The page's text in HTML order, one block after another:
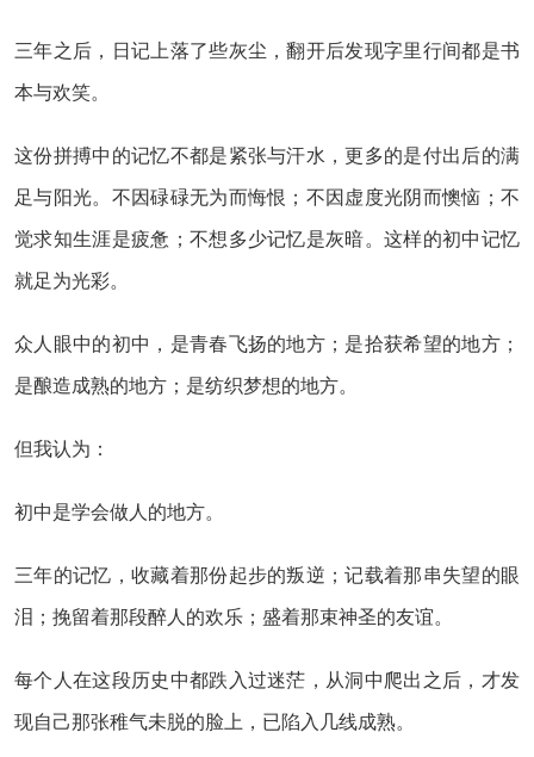
三年之后，日记上落了些灰尘，翻开后发现字里行间都是书
本与欢笑。
这份拼搏中的记忆不都是紧张与汗水，更多的是付出后的满
足与阳光。不因碌碌无为而悔恨；不因虚度光阴而懊恼；不
觉求知生涯是疲惫；不想多少记忆是灰暗。这样的初中记忆
就足为光彩。
众人眼中的初中，是青春飞扬的地方；是拾获希望的地方；
是酿造成熟的地方；是纺织梦想的地方。
但我认为：
初中是学会做人的地方。
三年的记忆，收藏着那份起步的叛逆；记载着那串失望的眼
泪；挽留着那段醉人的欢乐；盛着那束神圣的友谊。
每个人在这段历史中都跌入过迷茫，从洞中爬出之后，才发
现自己那张稚气未脱的脸上，已陷入几线成熟。